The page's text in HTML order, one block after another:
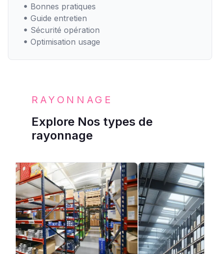
Bonnes pratiques
Guide entretien
Sécurité opération
Optimisation usage
RAYONNAGE
Explore Nos types de
rayonnage